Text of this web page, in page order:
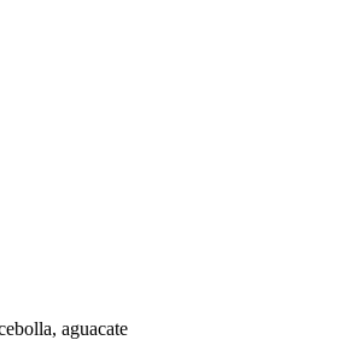
aguacate